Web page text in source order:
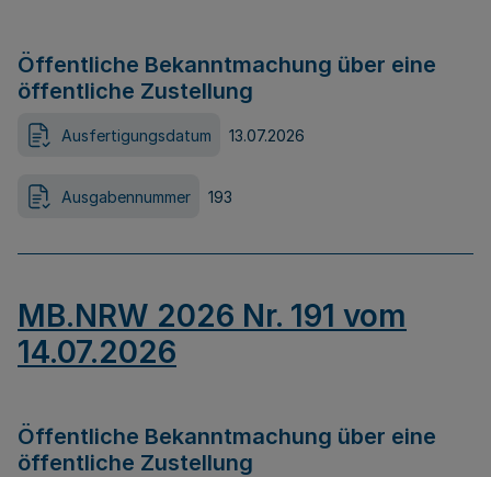
Öffentliche Bekanntmachung über eine
öffentliche Zustellung
Ausfertigungsdatum 13.07.2026
Ausgabennummer 193
MB.NRW 2026 Nr. 191 vom
14.07.2026
Öffentliche Bekanntmachung über eine
öffentliche Zustellung